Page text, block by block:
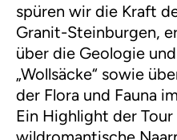
spüren wir die Kraft
Granit-Steinburgen,
über die Geologie
„Wollsäcke“ sowie
der Flora und Fauna
Ein Highlight der